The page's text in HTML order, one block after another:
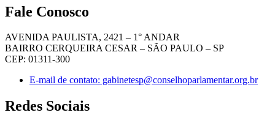
Fale Conosco
AVENIDA PAULISTA, 2421 – 1° ANDAR
BAIRRO CERQUEIRA CESAR – SÃO PAULO – SP
CEP: 01311-300
E-mail de contato: gabinetesp@conselhoparlamentar.org.br
Redes Sociais